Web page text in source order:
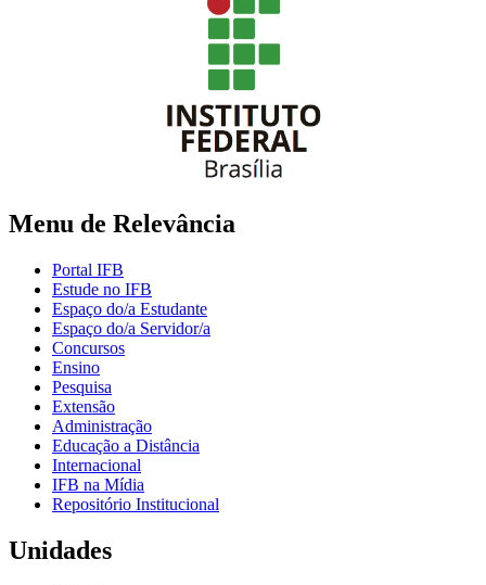
Menu de Relevância
Portal IFB
Estude no IFB
Espaço do/a Estudante
Espaço do/a Servidor/a
Concursos
Ensino
Pesquisa
Extensão
Administração
Educação a Distância
Internacional
IFB na Mídia
Repositório Institucional
Unidades